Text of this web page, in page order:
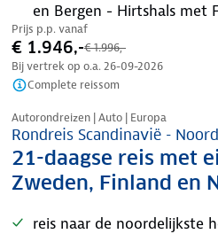
en Bergen - Hirtshals met
Prijs p.p. vanaf
€ 1.946,-€ 1.996,-
Bij vertrek op o.a. 26-09-2026
Complete reissom
Nazomer korting
Autorondreizen | Auto | Europa
Rondreis Scandinavië -
21-daagse reis met
Zweden, Finland en
reis naar de noordelijkste